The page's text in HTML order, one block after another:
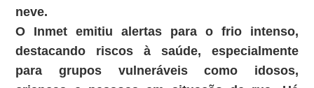
neve.
O Inmet emitiu alertas para o frio intenso,
destacando riscos à saúde, especialmente
para grupos vulneráveis como idosos,